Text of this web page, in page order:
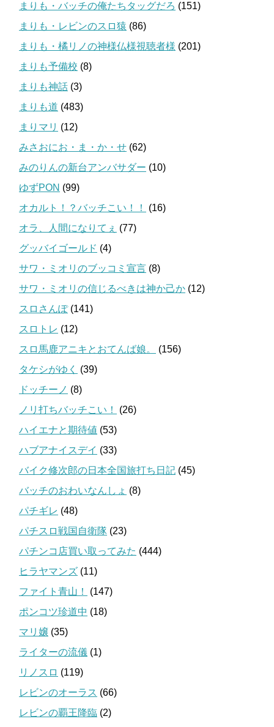
まりも・バッチの俺たちタッグだろ (151)
まりも・レビンのスロ猿 (86)
まりも・橘リノの神様仏様視聴者様 (201)
まりも予備校 (8)
まりも神話 (3)
まりも道 (483)
まりマリ (12)
みさおにお・ま・か・せ (62)
みのりんの新台アンバサダー (10)
ゆずPON (99)
オカルト！？バッチこい！！
(16)
オラ、人間になりてぇ (77)
グッバイゴールド (4)
サワ・ミオリのブッコミ宣言 (8)
サワ・ミオリの信じるべきは神か己か (12)
スロさんぽ(141)
スロトレ (12)
スロ馬鹿アニキとおてんば娘。
(156)
タケシがゆく
(39)
ドッチーノ (8)
ノリ打ちバッチこい！
(26)
ハイエナと期待値 (53)
ハブアナイスデイ (33)
バイク修次郎の日本全国旅打ち日記 (45)
バッチのおわいなんしょ (8)
パチギレ (48)
パチスロ戦国自衛隊 (23)
パチンコ店買い取ってみた (444)
ヒラヤマンズ (11)
ファイト青山！
(147)
ポンコツ珍道中 (18)
マリ嬢 (35)
ライターの流儀 (1)
リノスロ (119)
レビンのオーラス (66)
レビンの覇王降臨 (2)